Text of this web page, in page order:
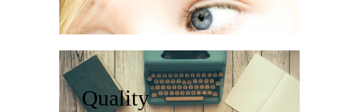
Quality